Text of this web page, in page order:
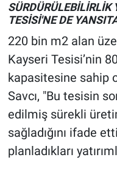
SÜRDÜRÜLEBİLİRLİK
TESİSİ'NE DE
220 bin m2 alan
Kayseri Tesisi’nin
kapasitesine sahip
Savcı, "Bu tesisin
edilmiş sürekli
sağladığını ifade
planladıkları